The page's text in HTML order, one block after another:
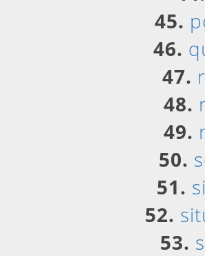
45.
46.
47.
48.
49.
50.
51.
52.
53.